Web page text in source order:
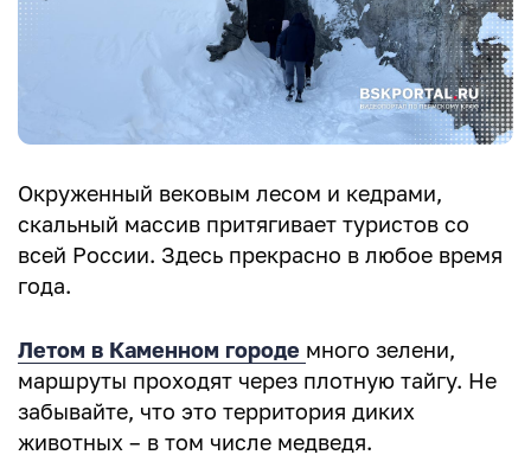
Окруженный вековым лесом и кедрами,
скальный массив притягивает туристов со
всей России. Здесь прекрасно в любое время
года.
Летом в Каменном городе много зелени,
маршруты проходят через плотную тайгу. Не
забывайте, что это территория диких
животных – в том числе медведя.